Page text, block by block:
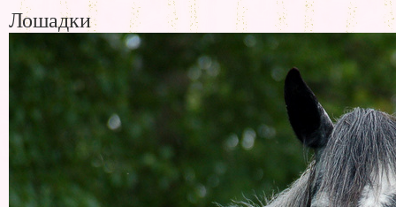
Лошадки